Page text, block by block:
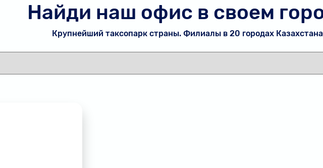
Найди наш офис в своем
Крупнейший таксопарк страны. Филиалы в 20 городах